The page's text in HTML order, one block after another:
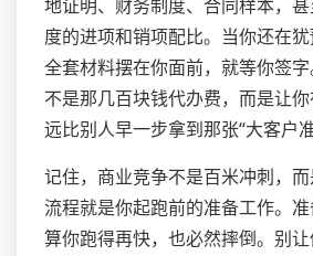
地证明、财务制度、合同样本，
度的进项和销项配比。当你还在
全套材料摆在你面前，就等你签
不是那几百块钱代办费，而是让
远比别人早一步拿到那张“大客户准
记住，商业竞争不是百米冲刺，
流程就是你起跑前的准备工作。
算你跑得再快，也必然摔倒。别